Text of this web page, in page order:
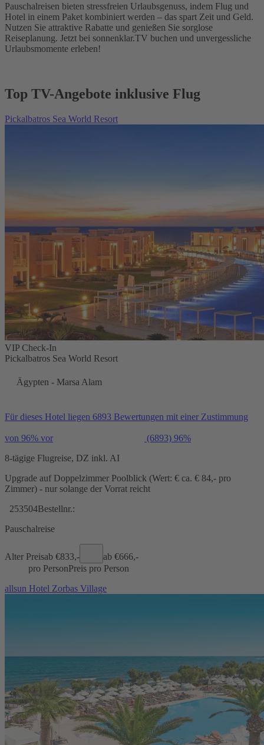
Pauschalreisen bieten stressfreien Urlaubsgenuss, indem Flug und
Hotel in einem Paket kombiniert werden – das spart Zeit und Geld.
Nutzen Sie attraktive Rabatte und genießen Sie sorglose
Reiseplanung. Jetzt bei sonnenklar.TV buchen und unvergessliche
Urlaubsmomente erleben!
Top TV-Angebote inklusive Flug
Pickalbatros Sea World Resort
VIP Check-In
Pickalbatros Sea World Resort
Ägypten - Marsa Alam
Für dieses Hotel liegen 6893 Bewertungen mit einer Zustimmung
von 96% vor (6893) 96%
8-tägige Flugreise, DZ inkl. AI
Upgrade auf Doppelzimmer Poolblick (Wert: € ca. € 84,- pro
Zimmer) - nur solange der Vorrat reicht
253504Bestellnr.:
Pauschalreise
Alter Preisab €833,- ab €666,-
pro PersonPreis pro Person
allsun Hotel Zorbas Village